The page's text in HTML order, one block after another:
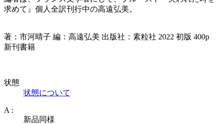
求めて』個人全訳刊行中の高遠弘美。
著：市河晴子 編：高遠弘美 出版社：素粒社 2022 初版 400p
新刊書籍
状態
状態について
A :
新品同様